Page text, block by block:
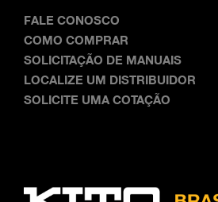
FALE CONOSCO
COMO COMPRAR
SOLICITAÇÃO DE MANUAIS
LOCALIZE UM DISTRIBUIDOR
SOLICITE UMA COTAÇÃO